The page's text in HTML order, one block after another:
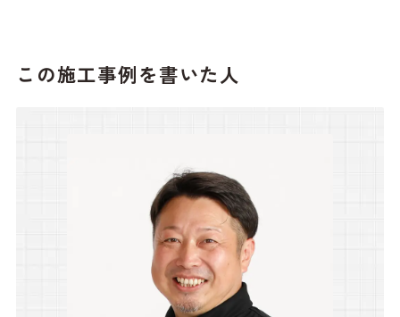
この施工事例を書いた人